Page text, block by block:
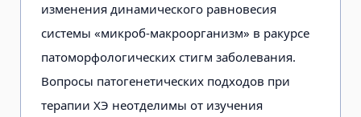
изменения динамического равновесия
системы «микроб-макроорганизм» в ракурсе
патоморфологических стигм заболевания.
Вопросы патогенетических подходов при
терапии ХЭ неотделимы от изучения